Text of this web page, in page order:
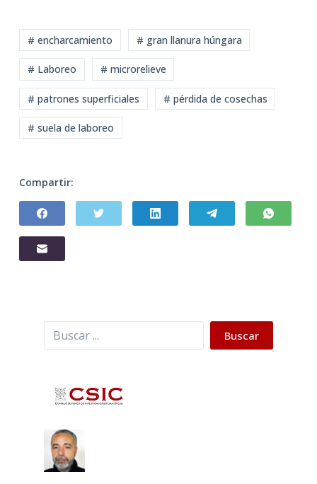
# encharcamiento # gran llanura húngara
# Laboreo # microrelieve
# patrones superficiales # pérdida de cosechas
# suela de laboreo
Compartir:
Buscar Buscar